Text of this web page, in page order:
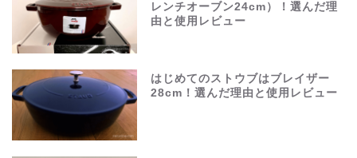
レンチオーブン24cm）！選んだ理
由と使用レビュー
はじめてのストウブはブレイザー
28cm！選んだ理由と使用レビュー